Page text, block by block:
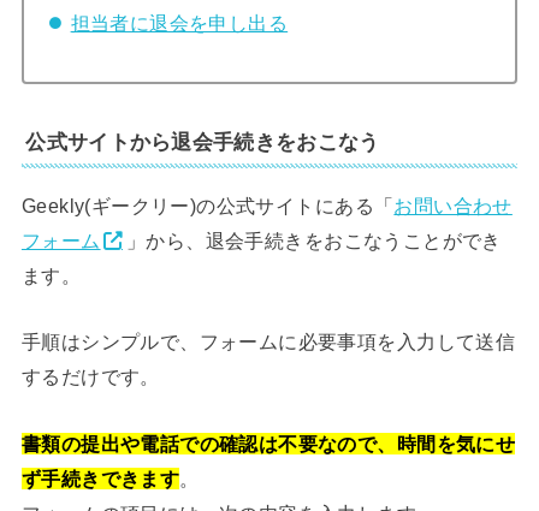
担当者に退会を申し出る
公式サイトから退会手続きをおこなう
Geekly(ギークリー)の公式サイトにある「お問い合わせ
フォーム
」から、退会手続きをおこなうことができ
ます。
手順はシンプルで、フォームに必要事項を入力して送信
するだけです。
書類の提出や電話での確認は不要なので、時間を気にせ
ず手続きできます。